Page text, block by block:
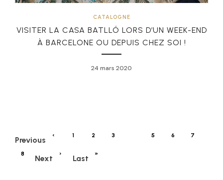
CATALOGNE
VISITER LA CASA BATLLÓ LORS D’UN WEEK-END
À BARCELONE OU DEPUIS CHEZ SOI !
24 mars 2020
Previous ‹ 1 2 3 5 6 7
8 Next › Last »